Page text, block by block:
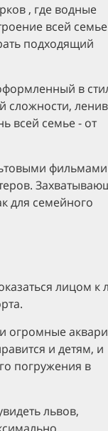
, где водные
всей
подходящий
в
сложности,
всей семье - от
фильмами
для семейного
лицом к
огромные
и детям, и
погружения в
львов,